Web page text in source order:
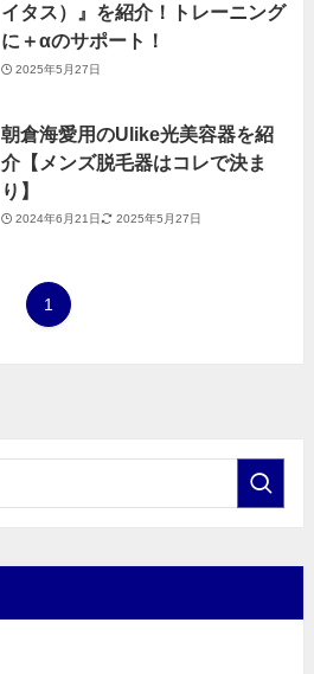
イタス）』を紹介！トレーニング
に＋αのサポート！
2025年5月27日
朝倉海愛用のUlike光美容器を紹
介【メンズ脱毛器はコレで決ま
り】
2024年6月21日 2025年5月27日
1